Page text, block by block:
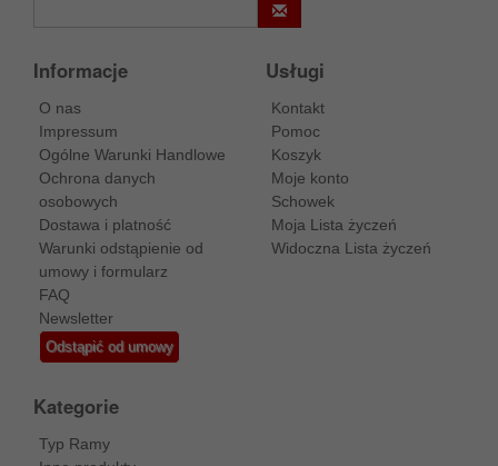
Informacje
O nas
Impressum
Ogólne Warunki Handlowe
Ochrona danych
osobowych
Dostawa i platność
Warunki odstąpienie od
umowy i formularz
FAQ
Newsletter
Odstąpić od umowy
Usługi
Kontakt
Pomoc
Koszyk
Moje konto
Schowek
Moja Lista życzeń
Widoczna Lista życzeń
Kategorie
Typ Ramy